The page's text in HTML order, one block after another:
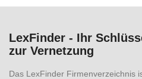
LexFinder - Ihr
zur Vernetzung
Das LexFinder Firmenverzeichnis